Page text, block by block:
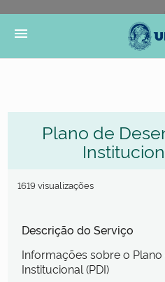
Portal do Governo Brasileiro
Governo
menu
Plano de
1619 visualizações
Descrição do Serviço
Informações sobre o
Institucional (PDI)